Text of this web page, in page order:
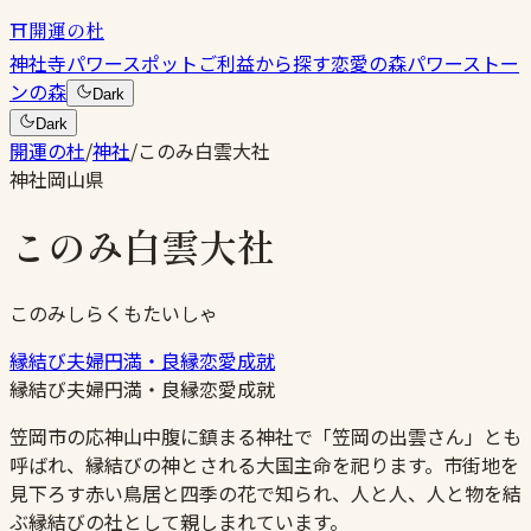
⛩開運の杜
神社寺パワースポットご利益から探す恋愛の森パワーストー
ンの森
Dark
Dark
開運の杜/神社/このみ白雲大社
神社岡山県
このみ白雲大社
このみしらくもたいしゃ
縁結び夫婦円満・良縁恋愛成就
縁結び夫婦円満・良縁恋愛成就
笠岡市の応神山中腹に鎮まる神社で「笠岡の出雲さん」とも
呼ばれ、縁結びの神とされる大国主命を祀ります。市街地を
見下ろす赤い鳥居と四季の花で知られ、人と人、人と物を結
ぶ縁結びの社として親しまれています。